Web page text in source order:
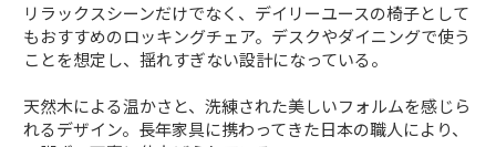
リラックスシーンだけでなく、デイリーユースの椅子として
もおすすめのロッキングチェア。デスクやダイニングで使う
ことを想定し、揺れすぎない設計になっている。
天然木による温かさと、洗練された美しいフォルムを感じら
れるデザイン。長年家具に携わってきた日本の職人により、